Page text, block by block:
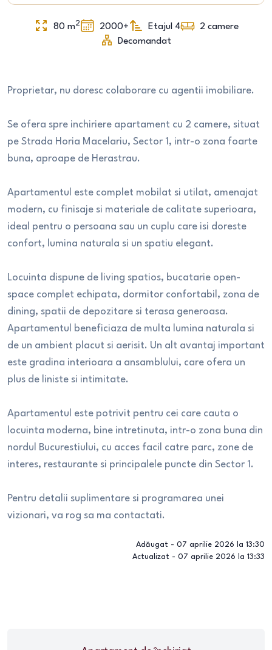
80 m2 2000+ Etajul 4 2 camere
Decomandat
Proprietar, nu doresc colaborare cu agentii imobiliare.
Se ofera spre inchiriere apartament cu 2 camere, situat
pe Strada Horia Macelariu, Sector 1, intr-o zona foarte
buna, aproape de Herastrau.
Apartamentul este complet mobilat si utilat, amenajat
modern, cu finisaje si materiale de calitate superioara,
ideal pentru o persoana sau un cuplu care isi doreste
confort, lumina naturala si un spatiu elegant.
Locuinta dispune de living spatios, bucatarie open-
space complet echipata, dormitor confortabil, zona de
dining, spatii de depozitare si terasa generoasa.
Apartamentul beneficiaza de multa lumina naturala si
de un ambient placut si aerisit. Un alt avantaj important
este gradina interioara a ansamblului, care ofera un
plus de liniste si intimitate.
Apartamentul este potrivit pentru cei care cauta o
locuinta moderna, bine intretinuta, intr-o zona buna din
nordul Bucurestiului, cu acces facil catre parc, zone de
interes, restaurante si principalele puncte din Sector 1.
Pentru detalii suplimentare si programarea unei
vizionari, va rog sa ma contactati.
Adăugat - 07 aprilie 2026 la 13:30
Actualizat - 07 aprilie 2026 la 13:33